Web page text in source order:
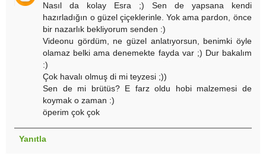
Nasıl da kolay Esra ;) Sen de yapsana kendi
hazırladığın o güzel çiçeklerinle. Yok ama pardon, önce
bir nazarlık bekliyorum senden :)
Videonu gördüm, ne güzel anlatıyorsun, benimki öyle
olamaz belki ama denemekte fayda var ;) Dur bakalım
:)
Çok havalı olmuş di mi teyzesi ;))
Sen de mi brütüs? E farz oldu hobi malzemesi de
koymak o zaman :)
öperim çok çok
Yanıtla